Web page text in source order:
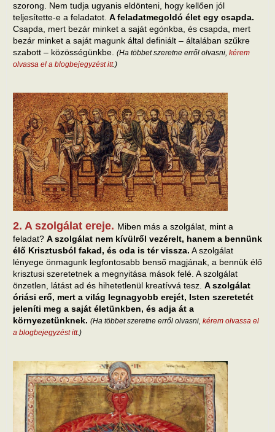
szorong. Nem tudja ugyanis eldönteni, hogy kellően jól
teljesítette-e a feladatot. A feladatmegoldó élet egy csapda.
Csapda, mert bezár minket a saját egónkba, és csapda, mert
bezár minket a saját magunk által definiált – általában szűkre
szabott – közösségünkbe. (Ha többet szeretne erről olvasni, kérem
olvassa el a blogbejegyzést itt.)
2. A szolgálat ereje. Miben más a szolgálat, mint a
feladat? A szolgálat nem kívülről vezérelt, hanem a bennünk
élő Krisztusból fakad, és oda is tér vissza. A szolgálat
lényege önmagunk legfontosabb benső magjának, a bennük élő
krisztusi szeretetnek a megnyitása mások felé. A szolgálat
önzetlen, látást ad és hihetetlenül kreatívvá tesz. A szolgálat
óriási erő, mert a világ legnagyobb erejét, Isten szeretetét
jeleníti meg a saját életünkben, és adja át a
környezetünknek. (Ha többet szeretne erről olvasni, kérem olvassa el
a blogbejegyzést itt.)